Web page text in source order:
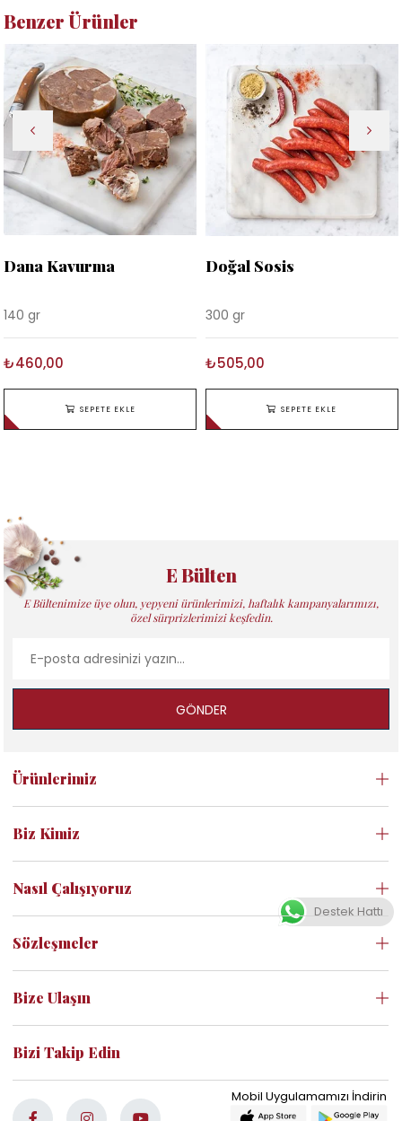
Benzer Ürünler
Dana Kavurma
140 gr
₺460,00
SEPETE EKLE
Doğal Sosis
300 gr
₺505,00
SEPETE EKLE
E Bülten
E Bültenimize üye olun, yepyeni ürünlerimizi, haftalık kampanyalarımızı,
özel sürprizlerimizi keşfedin.
GÖNDER
Ürünlerimiz
Biz Kimiz
Nasıl Çalışıyoruz
Sözleşmeler
Bize Ulaşın
Bizi Takip Edin
Destek Hattı